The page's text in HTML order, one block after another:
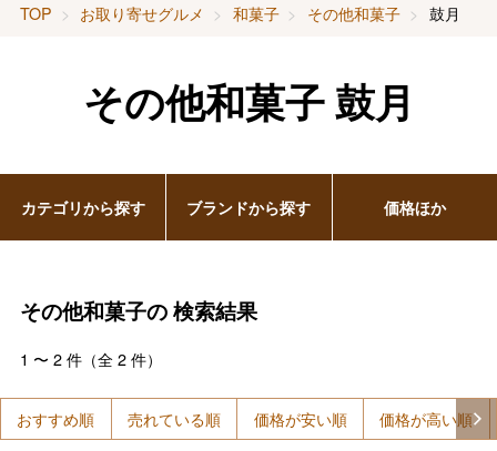
TOP お取り寄せグルメ 和菓子 その他和菓子 鼓月
その他和菓子 鼓月
その他和菓子の検索結果
1 〜 2件（全 2件）
おすすめ順 売れている順 価格が安い順 価格が高い順
カテゴリから探す ブランドから探す 価格ほか